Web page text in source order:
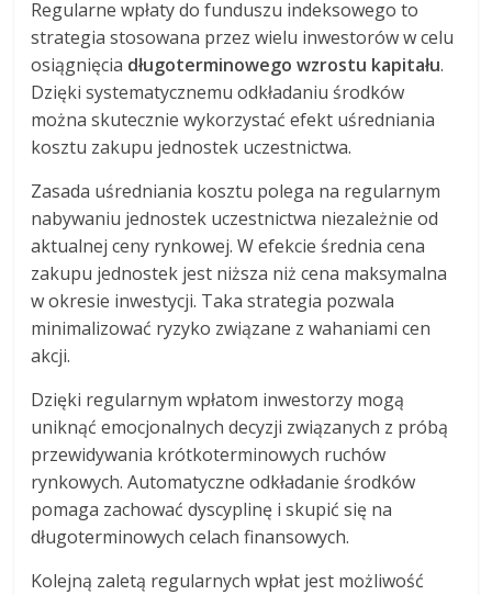
Regularne wpłaty do funduszu indeksowego to
strategia stosowana przez wielu inwestorów w celu
osiągnięcia długoterminowego wzrostu kapitału.
Dzięki systematycznemu odkładaniu środków
można skutecznie wykorzystać efekt uśredniania
kosztu zakupu jednostek uczestnictwa.
Zasada uśredniania kosztu polega na regularnym
nabywaniu jednostek uczestnictwa niezależnie od
aktualnej ceny rynkowej. W efekcie średnia cena
zakupu jednostek jest niższa niż cena maksymalna
w okresie inwestycji. Taka strategia pozwala
minimalizować ryzyko związane z wahaniami cen
akcji.
Dzięki regularnym wpłatom inwestorzy mogą
uniknąć emocjonalnych decyzji związanych z próbą
przewidywania krótkoterminowych ruchów
rynkowych. Automatyczne odkładanie środków
pomaga zachować dyscyplinę i skupić się na
długoterminowych celach finansowych.
Kolejną zaletą regularnych wpłat jest możliwość